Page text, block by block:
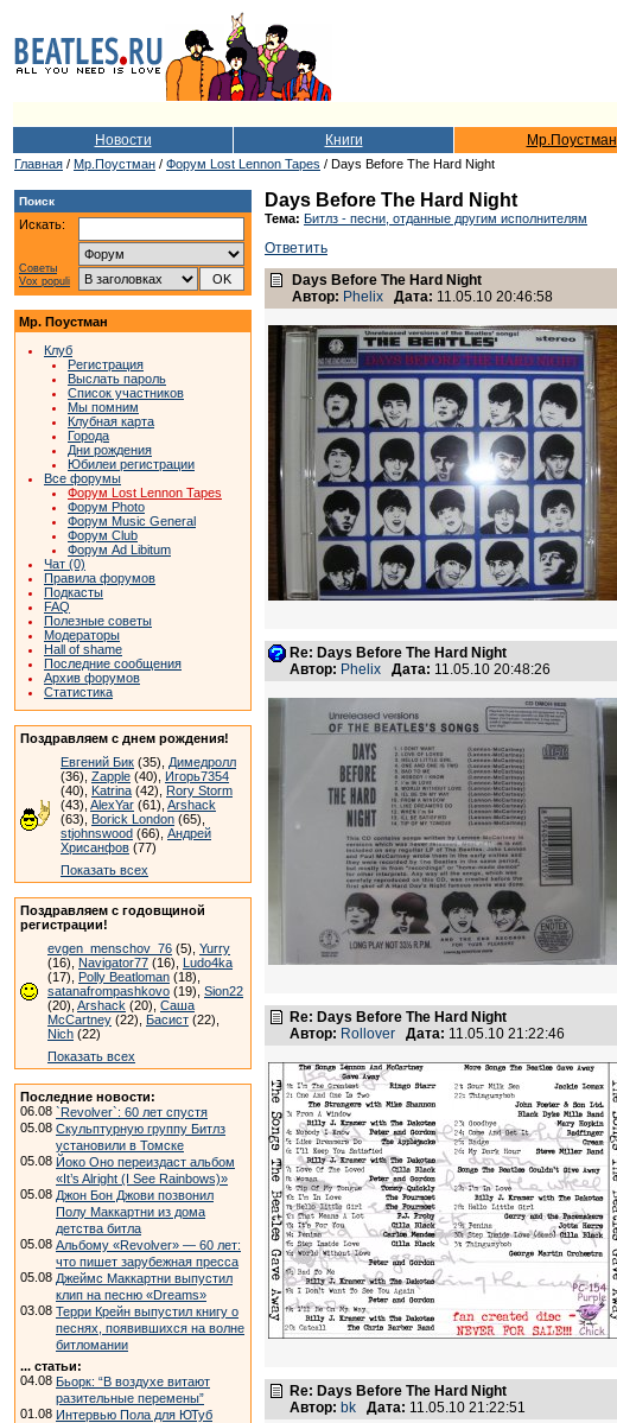
Новости Книги Мр.Поустман
Главная / Мр.Поустман / Форум Lost Lennon Tapes / Days Before The Hard Night
Поиск
Искать:
Советы
Vox populi
Мр. Поустман
Клуб
Регистрация
Выслать пароль
Список участников
Мы помним
Клубная карта
Города
Дни рождения
Юбилеи регистрации
Все форумы
Форум Lost Lennon Tapes
Форум Photo
Форум Music General
Форум Club
Форум Ad Libitum
Чат (0)
Правила форумов
Подкасты
FAQ
Полезные советы
Модераторы
Hall of shame
Последние сообщения
Архив форумов
Статистика
Поздравляем с днем рождения!
Евгений Бик (35), Димедролл
(36), Zapple (40), Игорь7354
(40), Katrina (42), Rory Storm
(43), AlexYar (61), Arshack
(63), Borick London (65),
stjohnswood (66), Андрей
Хрисанфов (77)
Показать всех
Поздравляем с годовщиной
регистрации!
evgen_menschov_76 (5), Yurry
(16), Navigator77 (16), Ludo4ka
(17), Polly Beatloman (18),
satanafrompashkovo (19), Sion22
(20), Arshack (20), Саша
McCartney (22), Басист (22),
Nich (22)
Показать всех
Последние новости:
06.08 `Revolver`: 60 лет спустя
05.08 Скульптурную группу Битлз
установили в Томске
05.08 Йоко Оно переиздаст альбом
«It’s Alright (I See Rainbows)»
05.08 Джон Бон Джови позвонил
Полу Маккартни из дома
детства битла
05.08 Альбому «Revolver» — 60 лет:
что пишет зарубежная пресса
05.08 Джеймс Маккартни выпустил
клип на песню «Dreams»
03.08 Терри Крейн выпустил книгу о
песнях, появившихся на волне
битломании
... статьи:
04.08 Бьорк: “В воздухе витают
разительные перемены”
01.08 Интервью Пола для ЮТуб
Days Before The Hard Night
Тема: Битлз - песни, отданные другим исполнителям
Ответить
Days Before The Hard Night
Автор: Phelix Дата: 11.05.10 20:46:58
Re: Days Before The Hard Night
Автор: Phelix Дата: 11.05.10 20:48:26
Re: Days Before The Hard Night
Автор: Rollover Дата: 11.05.10 21:22:46
Re: Days Before The Hard Night
Автор: bk Дата: 11.05.10 21:22:51